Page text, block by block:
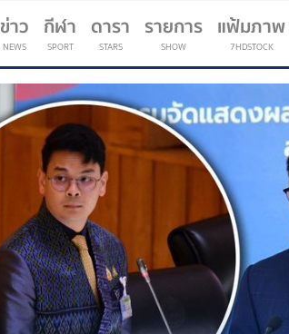
ข่าว
NEWS
กีฬา
SPORT
(current)
ดารา
STARS
รายการ
SHOW
แฟ้มภาพ
7HDSTOCK